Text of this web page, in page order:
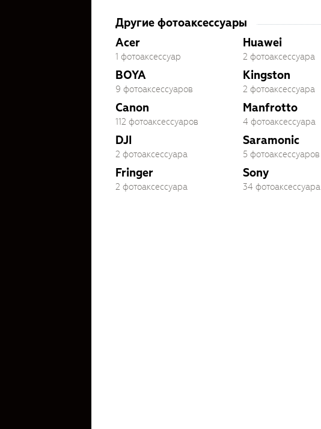
Другие фотоаксессуары
Acer
1 фотоаксессуар
BOYA
9 фотоаксессуаров
Canon
112 фотоаксессуаров
DJI
2 фотоаксессуара
Fringer
2 фотоаксессуара
Huawei
2 фотоаксессуара
Kingston
2 фотоаксессуара
Manfrotto
4 фотоаксессуара
Saramonic
5 фотоаксессуаров
Sony
34 фотоаксессуара